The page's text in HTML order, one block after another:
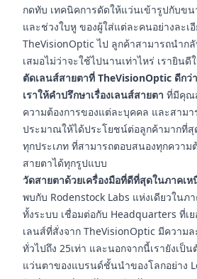
กดทับ เทคนิคการดัดให้แว่นเข้ารูปกับข
และช่วงใบหู ของผู้ใส่แต่ละคนอย่างละ
TheVisionOptic ไป ลูกค้าสามารถนำก
เสมอไม่ว่าจะใช้ไปนานเท่าไหร่ เรายินดี
ตัดเลนส์สายตาที่ TheVisionOptic ดีกว่
เราให้คำปรึกษาเรื่องเลนส์สายตา ที่มีคุณ
ความต้องการของแต่ละบุคคล และสาม
ประมาณให้ได้ประโยชน์ต่อลูกค้ามากที่สุ
ทุกประเภท ที่สามารถตอบสนองทุกความ
สายตาได้ทุกรูปแบบ
วัดสายตาด้วยเครื่องมือที่ดีที่สุดในภาคเห
พบกับ Rodenstock Labs แห่งเดียวในภ
ทั้งระบบ เชื่อมต่อกับ Headquarters ที่เ
เลนส์ที่สั่งจาก TheVisionOptic มีความล
ทั่วไปถึง 25เท่า และนอกจากนี้เรายังเป็
แว่นตาของแบรนด์ชั้นนำของโลกอย่าง